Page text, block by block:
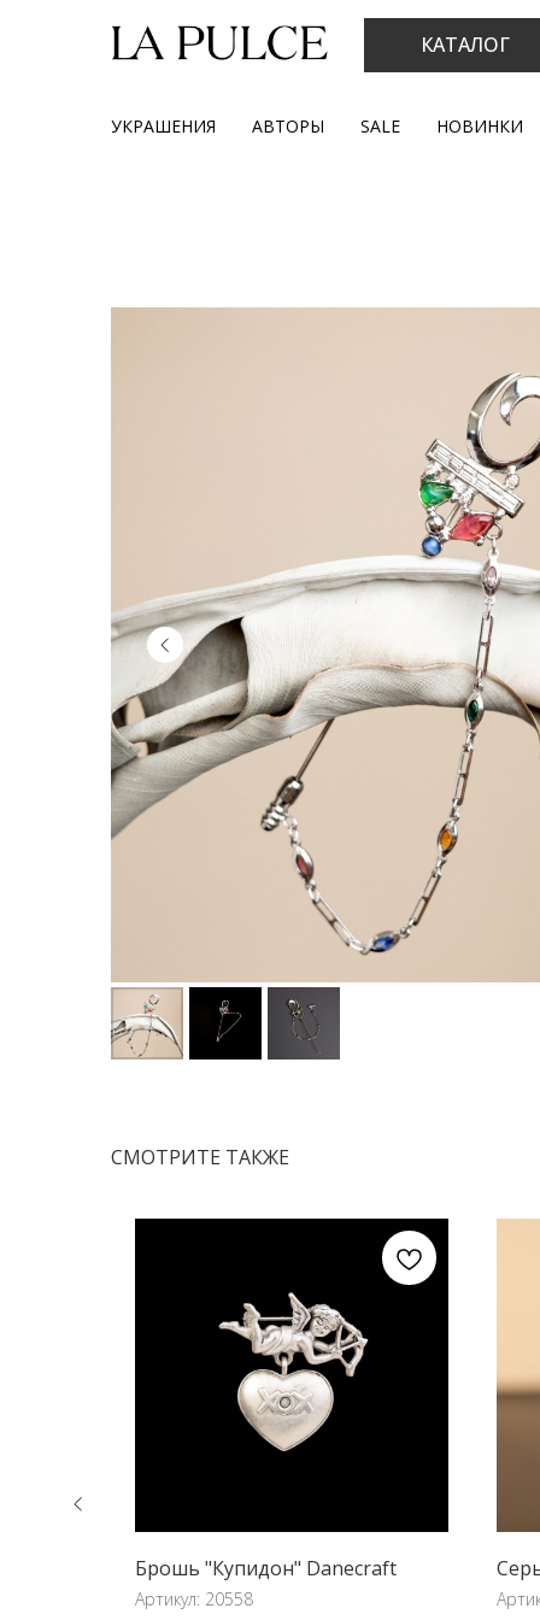
КАТАЛОГ
УКРАШЕНИЯ АВТОРЫ SALE НОВИНКИ
СМОТРИТЕ ТАКЖЕ
Брошь "Купидон" Danecraft
Артикул: 20558